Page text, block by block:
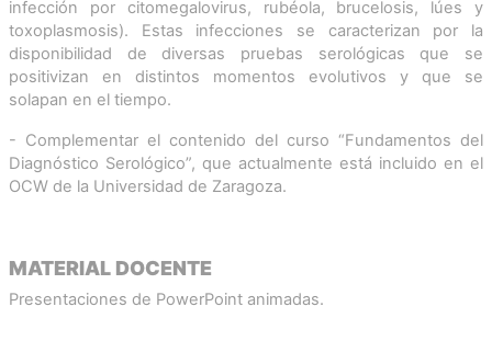
infección por citomegalovirus, rubéola, brucelosis, lúes y
toxoplasmosis). Estas infecciones se caracterizan por la
disponibilidad de diversas pruebas serológicas que se
positivizan en distintos momentos evolutivos y que se
solapan en el tiempo.
- Complementar el contenido del curso “Fundamentos del
Diagnóstico Serológico”, que actualmente está incluido en el
OCW de la Universidad de Zaragoza.
MATERIAL DOCENTE
Presentaciones de PowerPoint animadas.